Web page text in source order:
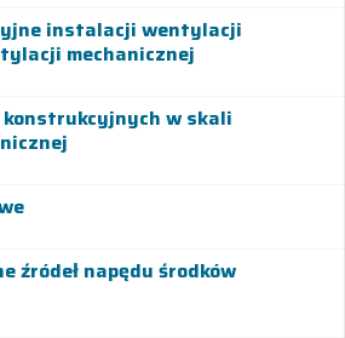
instalacji wentylacji
mechanicznej
w skali
źródeł napędu środków